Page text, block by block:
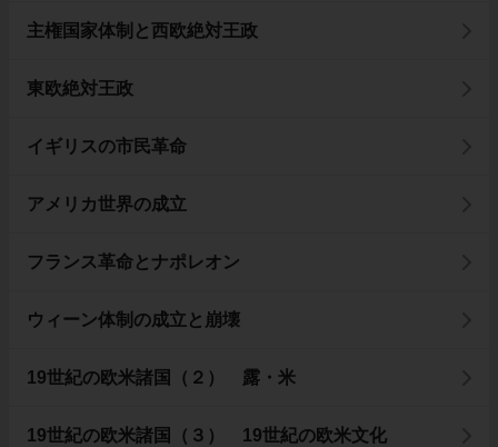
主権国家体制と西欧絶対王政
東欧絶対王政
イギリスの市民革命
アメリカ世界の成立
フランス革命とナポレオン
ウィーン体制の成立と崩壊
19世紀の欧米諸国（２） 露・米
19世紀の欧米諸国（３） 19世紀の欧米文化